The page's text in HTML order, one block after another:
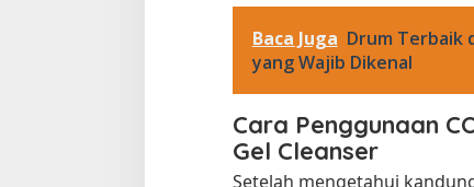
Baca Juga Drum Terbaik
yang Wajib Dikenal
Cara Penggunaan
Gel Cleanser
Setelah mengetahui